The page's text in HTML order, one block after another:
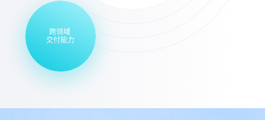
跨领域
交付能力